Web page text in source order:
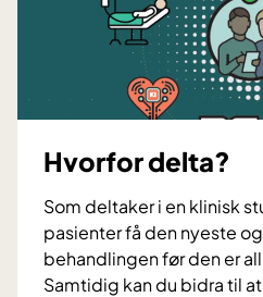
e
l
t
a
Hvorfor delta?
Som deltaker i en klinisk
pasienter få den nyeste
behandlingen før den er
Samtidig kan du bidra til